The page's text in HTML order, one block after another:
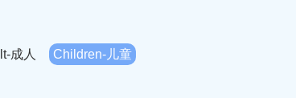
成人 Children-儿童